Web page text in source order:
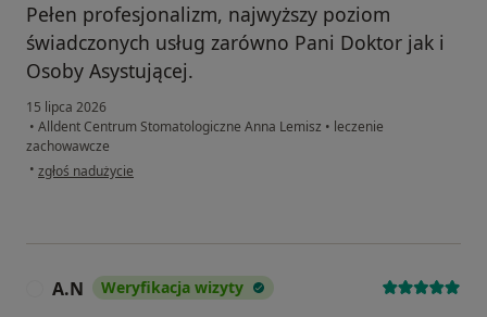
Pełen profesjonalizm, najwyższy poziom
świadczonych usług zarówno Pani Doktor jak i
Osoby Asystującej.
15 lipca 2026
• Alldent Centrum Stomatologiczne Anna Lemisz • leczenie
zachowawcze
• w opinii użytkownika DJ
zgłoś nadużycie
A.N Weryfikacja wizyty